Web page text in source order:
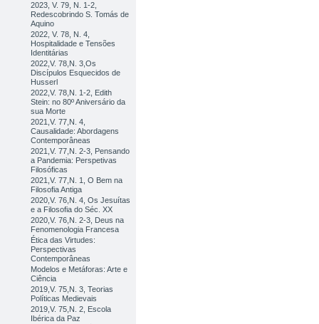
2023, V. 79, N. 1-2,
Redescobrindo S. Tomás de
Aquino
2022, V. 78, N. 4,
Hospitalidade e Tensões
Identitárias
2022,V. 78,N. 3,Os
Discípulos Esquecidos de
Husserl
2022,V. 78,N. 1-2, Edith
Stein: no 80º Aniversário da
sua Morte
2021,V. 77,N. 4,
Causalidade: Abordagens
Contemporâneas
2021,V. 77,N. 2-3, Pensando
a Pandemia: Perspetivas
Filosóficas
2021,V. 77,N. 1, O Bem na
Filosofia Antiga
2020,V. 76,N. 4, Os Jesuítas
e a Filosofia do Séc. XX
2020,V. 76,N. 2-3, Deus na
Fenomenologia Francesa
Ética das Virtudes:
Perspectivas
Contemporâneas
Modelos e Metáforas: Arte e
Ciência
2019,V. 75,N. 3, Teorias
Políticas Medievais
2019,V. 75,N. 2, Escola
Ibérica da Paz